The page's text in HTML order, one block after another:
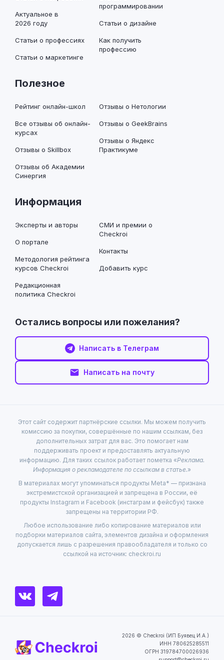
Актуальное в
2026 году
Статьи о профессиях
Статьи о маркетинге
программировании
Статьи о дизайне
Как получить
профессию
Полезное
Рейтинг онлайн-школ
Все отзывы об онлайн-
курсах
Отзывы о Skillbox
Отзывы об Академии
Синергия
Отзывы о Нетологии
Отзывы о GeekBrains
Отзывы о Яндекс
Практикуме
Информация
Эксперты и авторы
О портале
Методология рейтинга
курсов Checkroi
Редакционная
политика Checkroi
СМИ и премии о
Checkroi
Контакты
Добавить курс
Остались вопросы или пожелания?
Написать в Телеграм
Написать на почту
Этот сайт содержит партнёрские ссылки. Мы можем получить
комиссию за покупки, совершённые по нашим ссылкам, без
дополнительных затрат для вас. Это помогает нам
поддерживать проект и предоставлять актуальную
информацию. Для таких ссылок работает пометка «Реклама.
Информация о рекламодателе по ссылкам в статье.»
В материалах могут упоминаться продукты Meta* — признана
экстремистской организацией и запрещена в России, её
продукты Instagram и Facebook (инстаграм и фейсбук) также
запрещены на территории РФ.
Любое использование либо копирование материалов или
подборки материалов сайта, элементов дизайна и оформления
допускается лишь с разрешения правообладателя и только со
ссылкой на источник: checkroi.ru
2026 © Checkroi (ИП Буявец И.А.)
ИНН 780625285511
ОГРН 319784700026936